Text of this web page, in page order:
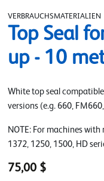
VERBRAUCHSMATERIALIEN
Top Seal
up - 10
White top seal
versions (e.g. 660,
NOTE: For machines
1372, 1250, 1500, HD
75,00 $